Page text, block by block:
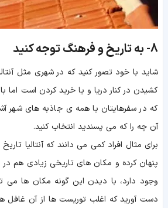
8- به تاریخ و فرهنگ توجه کنید
شاید با خود تصور کنید که در شهری مثل
کشیدن در کنار دریا و یا خرید کردن است اما
که در سفرهایتان با همه ی جاذبه های شهر
آن چه را که می پسندید انتخاب کنید.
برای مثال افراد کمی می دانند که آنتالیا
پنهان کرده و مکان های تاریخی زیادی هم
وجود دارد، با دیدن این گونه مکان ها می
دست آورید که اغلب توریست ها از آن غافل